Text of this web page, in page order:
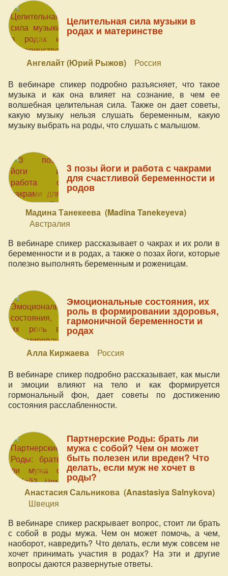
Целительная сила музыки в
родах и материнстве
Ангелайт (Юрий Рыжов)
Россия
В вебинаре спикер подробно разъясняет, что такое
музыка и как она влияет на сознание, в чем ее
волшебная целительная сила. Также он дает советы,
какую музыку нельзя слушать беременным, какую
музыку выбрать на роды, что слушать с малышом.
3 позы йоги и работа с чакрами
для счастливой беременности и
родов
Мадина Танекеева (Madina Tanekeyeva)
Австралия
В вебинаре спикер рассказывает о чакрах и их роли в
беременности и в родах, а также о позах йоги, которые
полезно выполнять беременным и роженицам.
Эмоциональные состояния, их
роль в формировании здоровья,
гармоничной беременности и
родах
Алла Киржаева
Россия
В вебинаре спикер подробно рассказывает, как мысли
и эмоции влияют на тело и как формируется
гормональный фон, дает советы по достижению
состояния расслабленности.
Партнерские Роды: брать ли
мужа с собой? Чем он может
быть полезен или вреден? Что
делать, если муж не хочет в
роды?
Анастасия Сальникова (Anastasiya Salnykova)
Швеция
В вебинаре спикер раскрывает вопрос, стоит ли брать
с собой в роды мужа. Чем он может помочь, а чем,
наоборот, навредить? Что делать, если муж совсем не
хочет принимать участия в родах? На эти и другие
вопросы даются развернутые ответы.